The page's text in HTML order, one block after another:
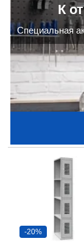
К
Cпециальная
-20%